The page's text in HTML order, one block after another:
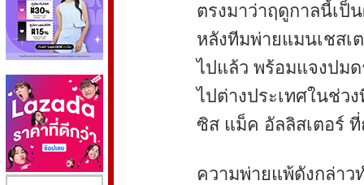
ตรงมาว่าฤดูกาลนี้เป็
หลังทีมพ่ายแมนเชสเ
ไปแล้ว พร้อมแจงปมด
ไปต่างประเทศในช่ว
ซิส แม็ค อัลลิสเตอร์
ความพ่ายแพ้ดังกล่าว